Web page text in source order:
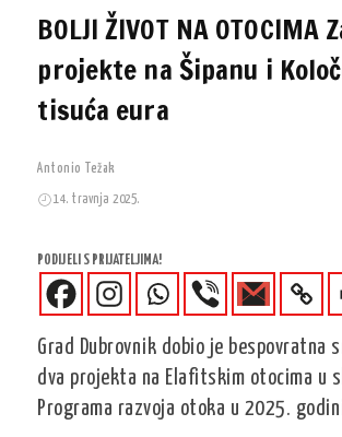
BOLJI ŽIVOT NA OTOCIMA
projekte na Šipanu i
tisuća eura
Antonio Težak
14. travnja 2025.
PODIJELI S PRIJATELJIMA!
Grad Dubrovnik dobio je bespovratna
dva projekta na Elafitskim otocima u
Programa razvoja otoka u 2025.